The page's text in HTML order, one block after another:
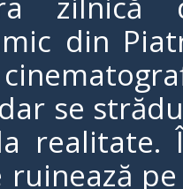
din
se
realitate.
ruinează